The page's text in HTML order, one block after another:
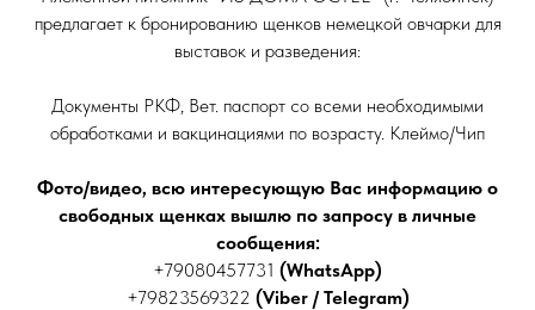
предлагает к бронированию щенков немецкой овчарки для
выставок и разведения:
Документы РКФ, Вет. паспорт со всеми необходимыми
обработками и вакцинациями по возрасту. Клеймо/Чип
Фото/видео, всю интересующую Вас информацию о
свободных щенках вышлю по запросу в личные
сообщения:
+79080457731 (WhatsApp)
+79823569322 (Viber / Telegram)